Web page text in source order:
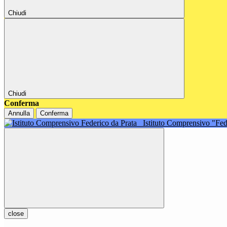
Chiudi
Chiudi
Conferma
Annulla Conferma
Istituto Comprensivo
close